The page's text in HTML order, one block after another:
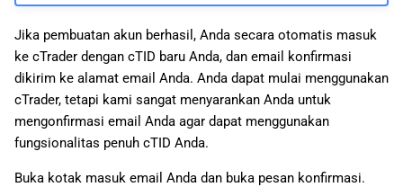
Jika pembuatan akun berhasil, Anda secara otomatis masuk
ke cTrader dengan cTID baru Anda, dan email konfirmasi
dikirim ke alamat email Anda. Anda dapat mulai menggunakan
cTrader, tetapi kami sangat menyarankan Anda untuk
mengonfirmasi email Anda agar dapat menggunakan
fungsionalitas penuh cTID Anda.
Buka kotak masuk email Anda dan buka pesan konfirmasi.